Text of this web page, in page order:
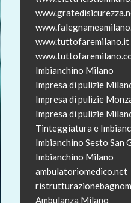
www.tuttofaremilano.it
Imbianchino Milano
Impresa di pulizie
Impresa di pulizie
Impresa di pulizie
Tinteggiatura e
Imbianchino Sesto San
Imbianchino Milano
ambulatoriomedico.net
Ambulanza Milano